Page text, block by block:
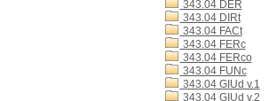
343.04 DER
343.04 DIRt
343.04 FACt
343.04 FERc
343.04 FERco
343.04 FUNc
343.04 GIUd v.1
343.04 GIUd v.2